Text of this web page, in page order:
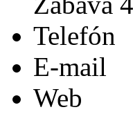
Telefón
E-mail
Web